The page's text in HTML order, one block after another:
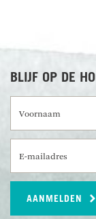
BLIJF OP DE
AANMELDEN